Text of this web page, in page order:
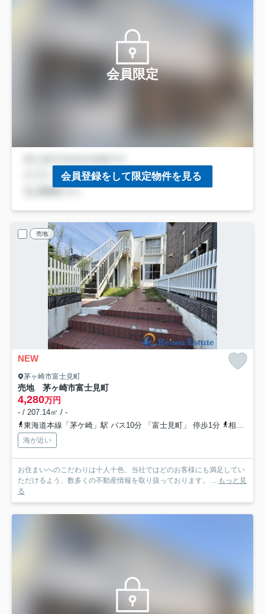
会員限定
会員登録をして限定物件を見る
売地
NEW
茅ヶ崎市富士見町
売地 茅ヶ崎市富士見町
4,280万円
- / 207.14㎡ / -
東海道本線「茅ケ崎」駅 バス10分 「富士見町」 停歩1分
相模線「茅ケ崎」駅 バス10分 「富士見町」 停歩1分
海が近い
お住まいへのこだわりは十人十色、当社ではどのお客様にも満足してい
ただけるよう、数多くの不動産情報を取り扱っております。 ...
もっと見
る